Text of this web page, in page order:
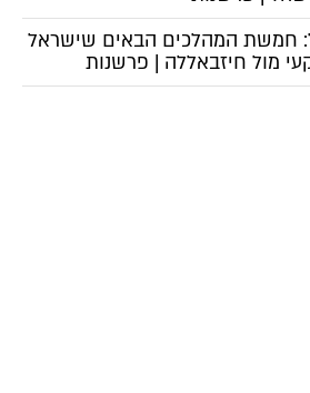
חמשת המהלכים הבאים שישראל
מול חיזבאללה | פרשנות